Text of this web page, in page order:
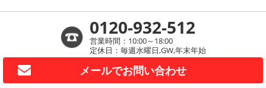
0120-932-512
営業時間：10:00～18:00
定休日：毎週水曜日,GW,年末年始
メールでお問い合わせ